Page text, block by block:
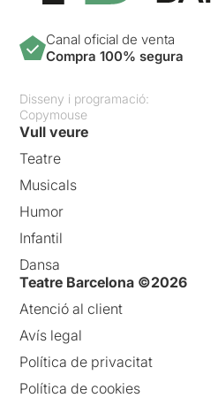
Canal oficial de venta
Compra 100% segura
Disseny i programació:
Copymouse
Vull veure
Teatre
Musicals
Humor
Infantil
Dansa
Teatre Barcelona ©2026
Atenció al client
Avís legal
Política de privacitat
Política de cookies